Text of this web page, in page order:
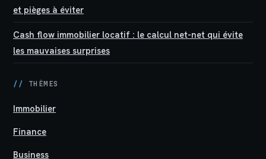
et pièges à éviter
Cash flow immobilier locatif : le calcul net-net qui évite
les mauvaises surprises
// THÈMES
Immobilier
Finance
Business